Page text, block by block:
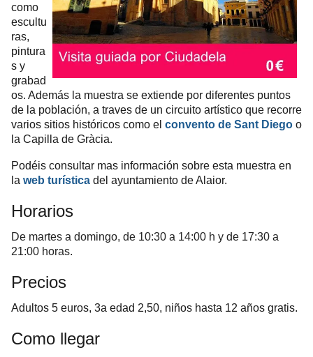
como
escultu
ras,
pintura
s y
grabad
os. Además la muestra se extiende por diferentes puntos
de la población, a traves de un circuito artístico que recorre
varios sitios históricos como el convento de Sant Diego o
la Capilla de Gràcia.
Podéis consultar mas información sobre esta muestra en
la web turística del ayuntamiento de Alaior.
Horarios
De martes a domingo, de 10:30 a 14:00 h y de 17:30 a
21:00 horas.
Precios
Adultos 5 euros, 3a edad 2,50, niños hasta 12 años gratis.
Como llegar